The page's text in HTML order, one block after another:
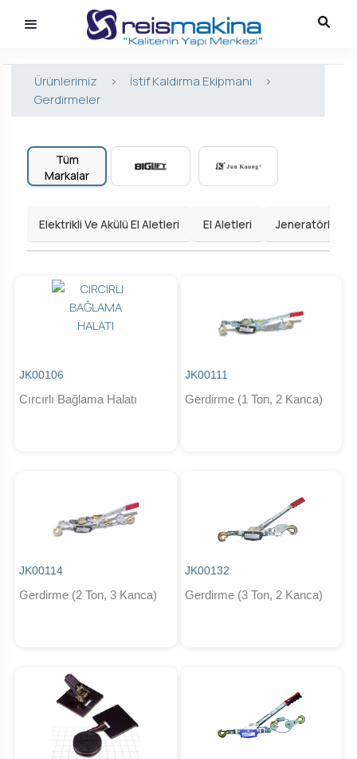
Ürünlerimiz > İstif Kaldırma Ekipmanı
>
Gerdirmeler
Tüm
Markalar
Elektrikli Ve Akülü El Aletleri El Aletleri Jeneratörler
JK00106
Cırcırlı Bağlama Halatı
JK00111
Gerdirme (1 Ton, 2 Kanca)
JK00114
Gerdirme (2 Ton, 3 Kanca)
JK00132
Gerdirme (3 Ton, 2 Kanca)